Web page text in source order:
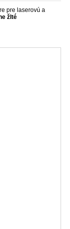
pre laserovú a
žlté